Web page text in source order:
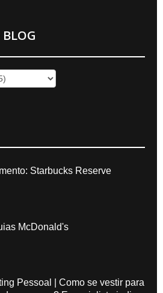
Starbucks Reserve
McDonald's
Pessoal | Como se vestir para